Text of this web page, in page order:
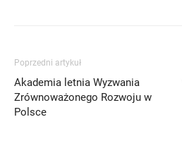
Poprzedni artykuł
Akademia letnia Wyzwania
Zrównoważonego Rozwoju w
Polsce